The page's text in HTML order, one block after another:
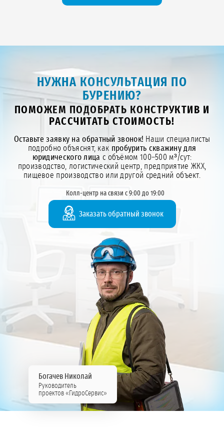
НУЖНА КОНСУЛЬТАЦИЯ ПО
БУРЕНИЮ?
ПОМОЖЕМ ПОДОБРАТЬ КОНСТРУКТИВ И
РАССЧИТАТЬ СТОИМОСТЬ!
Оставьте заявку на обратный звонок! Наши специалисты
подробно объяснят, как пробурить скважину для
юридического лица с объёмом 100–500 м³/сут:
производство, логистический центр, предприятие ЖКХ,
пищевое производство или другой средний объект.
Колл-центр на связи с 9:00 до 19:00
Заказать обратный звонок
Богачев Николай
Руководитель
проектов «ГидроСервис»